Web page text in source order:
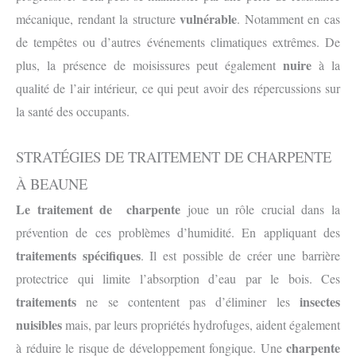
mécanique, rendant la structurevulnérable. Notamment en cas
de tempêtes ou d’autres événements climatiques extrêmes. De
plus, la présence de moisissures peut égalementnuire à la
qualité de l’air intérieur, ce qui peut avoir des répercussions sur
la santé des occupants.
STRATÉGIES DE TRAITEMENT DE CHARPENTE
À BEAUNE
Le traitement de charpente joue un rôle crucial dans la
prévention de ces problèmes d’humidité. En appliquant des
traitements spécifiques. Il est possible de créer une barrière
protectrice qui limite l’absorption d’eau par le bois. Ces
traitements ne se contentent pas d’éliminer les insectes
nuisiblesmais, par leurs propriétés hydrofuges, aident également
à réduire le risque de développement fongique. Une charpente